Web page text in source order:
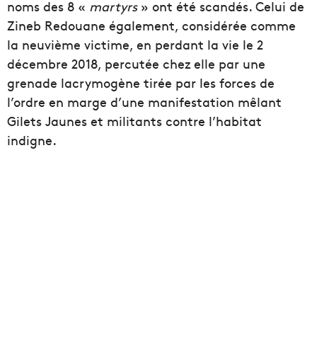
noms des 8 « martyrs» ont été scandés. Celui de
Zineb Redouane également, considérée comme
la neuvième victime, en perdant la vie le 2
décembre 2018, percutée chez elle par une
grenade lacrymogène tirée par les forces de
l’ordre en marge d’une manifestation mêlant
Gilets Jaunes et militants contre l’habitat
indigne.